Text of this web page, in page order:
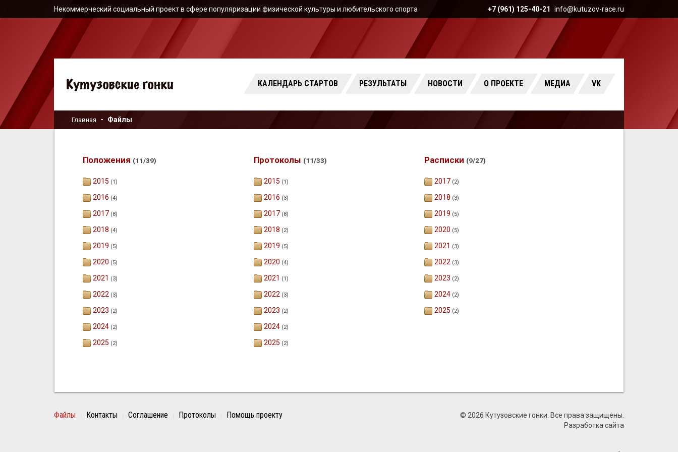
Некоммерческий социальный проект в сфере популяризации физической культуры и любительского спорта +7 (961) 125-40-21 info@kutuzov-race.ru
КАЛЕНДАРЬ СТАРТОВ РЕЗУЛЬТАТЫ НОВОСТИ О ПРОЕКТЕ МЕДИА VK
Главная Файлы
Положения (11/39)
2015 (1)
2016 (4)
2017 (8)
2018 (4)
2019 (5)
2020 (5)
2021 (3)
2022 (3)
2023 (2)
2024 (2)
2025 (2)
Протоколы (11/33)
2015 (1)
2016 (3)
2017 (8)
2018 (2)
2019 (5)
2020 (4)
2021 (1)
2022 (3)
2023 (2)
2024 (2)
2025 (2)
Расписки (9/27)
2017 (2)
2018 (3)
2019 (5)
2020 (5)
2021 (3)
2022 (3)
2023 (2)
2024 (2)
2025 (2)
Файлы Контакты Соглашение Протоколы Помощь проекту
© 2026 Кутузовские гонки. Все права защищены.
Разработка сайта